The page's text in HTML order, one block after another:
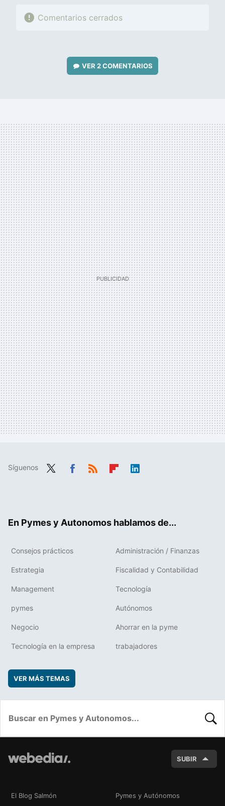
Comentarios cerrados
VER2 COMENTARIOS
Síguenos
En Pymes y Autonomos hablamos de...
Consejos prácticos Administración / Finanzas
Estrategia Fiscalidad y Contabilidad
Management Tecnología
pymes Autónomos
Negocio Ahorrar en la pyme
Tecnología en la empresa trabajadores
VER MÁS TEMAS
SUBIR
El Blog Salmón Pymes y Autónomos